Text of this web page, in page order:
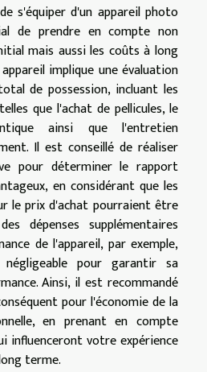
s'équiper d'un appareil photo
de prendre en compte non
mais aussi les coûts à long
implique une évaluation
de possession, incluant les
que l'achat de pellicules, le
ainsi que l'entretien
Il est conseillé de réaliser
pour déterminer le rapport
en considérant que les
le prix d'achat pourraient être
dépenses supplémentaires
de l'appareil, par exemple,
pour garantir sa
Ainsi, il est recommandé
pour l'économie de la
en prenant en compte
influenceront votre expérience
terme.